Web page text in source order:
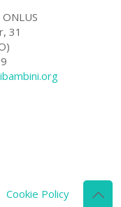
31
Cookie Policy